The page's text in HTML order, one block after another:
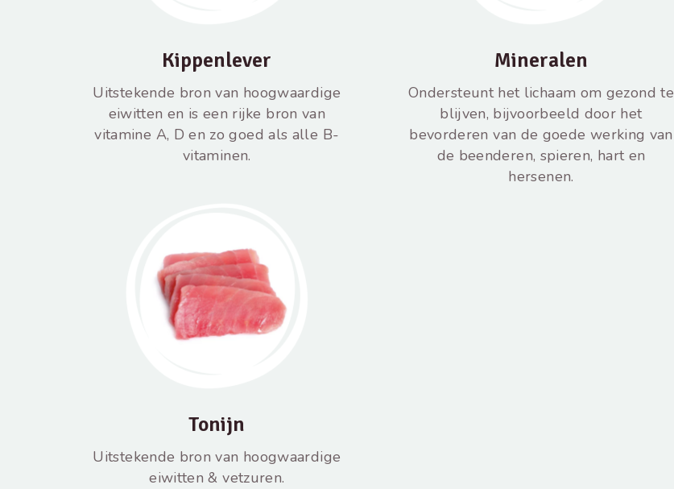
Kippenlever
Uitstekende bron van hoogwaardige
eiwitten en is een rijke bron van
vitamine A, D en zo goed als alle B-
vitaminen.
Mineralen
Ondersteunt het lichaam om gezond te
blijven, bijvoorbeeld door het
bevorderen van de goede werking van
de beenderen, spieren, hart en
hersenen.
Tonijn
Uitstekende bron van hoogwaardige
eiwitten & vetzuren.